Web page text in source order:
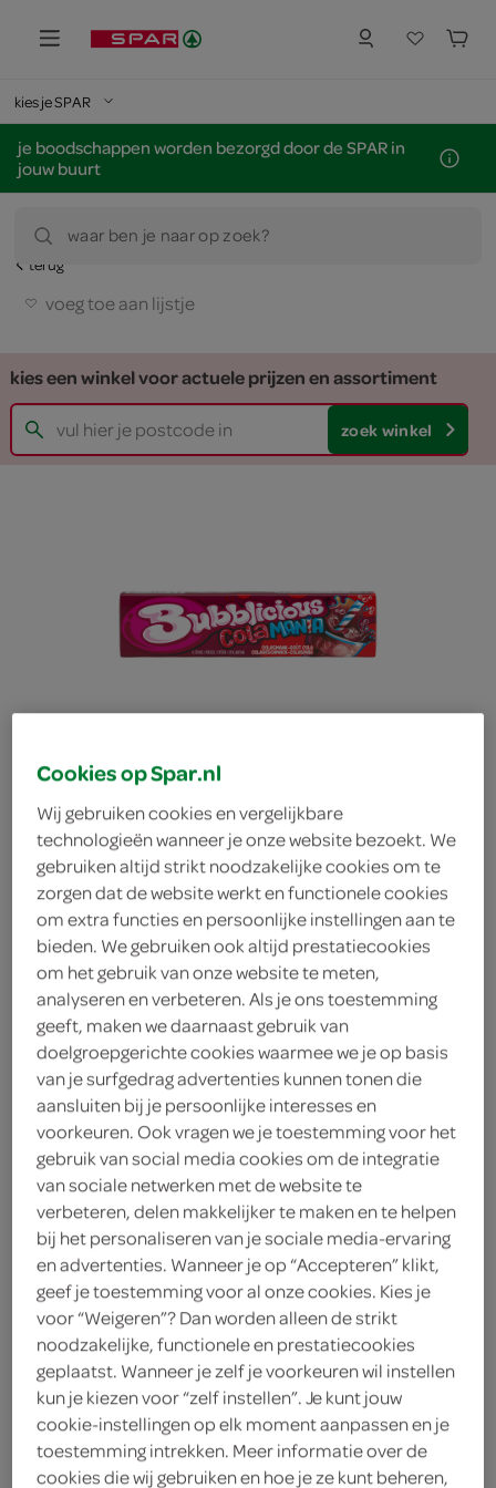
kies je SPAR
je boodschappen worden bezorgd door de SPAR in
jouw buurt
waar ben je naar op zoek?
terug
voeg toe aan lijstje
kies een winkel voor actuele prijzen en assortiment
zoek winkel
Bubblicious kauwgom
cola
Bubblicious
0.
75
38 Gram
Let op: aanbiedingen zijn niet zichtbaar bij de
producten, maar worden wél automatisch
verwerkt in de winkelmand.
Cookies op Spar.nl
Wij gebruiken cookies en vergelijkbare
technologieën wanneer je onze website bezoekt. We
gebruiken altijd strikt noodzakelijke cookies om te
zorgen dat de website werkt en functionele cookies
om extra functies en persoonlijke instellingen aan te
bieden. We gebruiken ook altijd prestatiecookies
om het gebruik van onze website te meten,
analyseren en verbeteren. Als je ons toestemming
geeft, maken we daarnaast gebruik van
doelgroepgerichte cookies waarmee we je op basis
van je surfgedrag advertenties kunnen tonen die
aansluiten bij je persoonlijke interesses en
voorkeuren. Ook vragen we je toestemming voor het
gebruik van social media cookies om de integratie
van sociale netwerken met de website te
verbeteren, delen makkelijker te maken en te helpen
bij het personaliseren van je sociale media-ervaring
en advertenties. Wanneer je op “Accepteren” klikt,
geef je toestemming voor al onze cookies. Kies je
voor “Weigeren”? Dan worden alleen de strikt
noodzakelijke, functionele en prestatiecookies
geplaatst. Wanneer je zelf je voorkeuren wil instellen
kun je kiezen voor “zelf instellen”. Je kunt jouw
cookie-instellingen op elk moment aanpassen en je
toestemming intrekken. Meer informatie over de
cookies die wij gebruiken en hoe je ze kunt beheren,